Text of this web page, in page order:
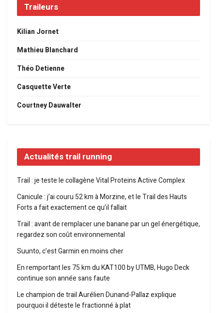
Traileurs
Kilian Jornet
Mathieu Blanchard
Théo Detienne
Casquette Verte
Courtney Dauwalter
Actualités trail running
Trail : je teste le collagène Vital Proteins Active Complex
Canicule : j’ai couru 52 km à Morzine, et le Trail des Hauts
Forts a fait exactement ce qu’il fallait
Trail : avant de remplacer une banane par un gel énergétique,
regardez son coût environnemental
Suunto, c’est Garmin en moins cher
En remportant les 75 km du KAT100 by UTMB, Hugo Deck
continue son année sans faute
Le champion de trail Aurélien Dunand-Pallaz explique
pourquoi il déteste le fractionné à plat